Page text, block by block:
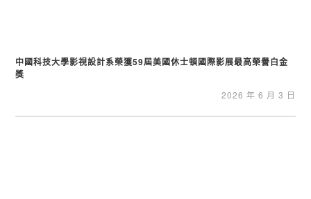
中國科技大學影視設計系榮獲59屆美國休士頓國際影展最高榮譽白金
獎
2026 年 6 月 3 日